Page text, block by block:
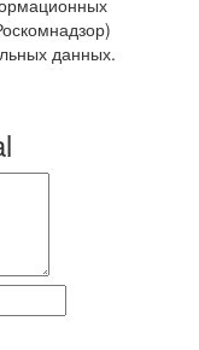
данных.